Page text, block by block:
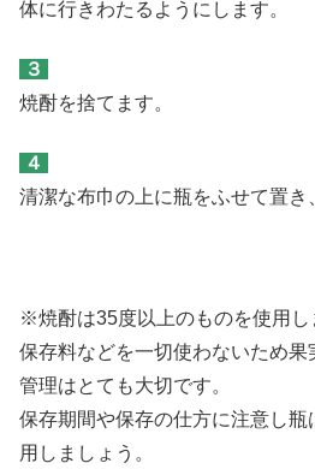
体に行きわたるようにします。
３
焼酎を捨てます。
４
清潔な布巾の上に瓶をふせて置き
※焼酎は35度以上のものを使用し
保存料などを一切使わないため
管理はとても大切です。
保存期間や保存の仕方に注意し
用しましょう。